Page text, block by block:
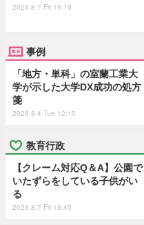
2026.8.7 Fri 19:15
事例
「地方・単科」の室蘭工業大
学が示した大学DX成功の処方
箋
2026.8.4 Tue 12:15
教育行政
【クレーム対応Q＆A】公園で
いたずらをしている子供がい
る
2026.8.7 Fri 19:45